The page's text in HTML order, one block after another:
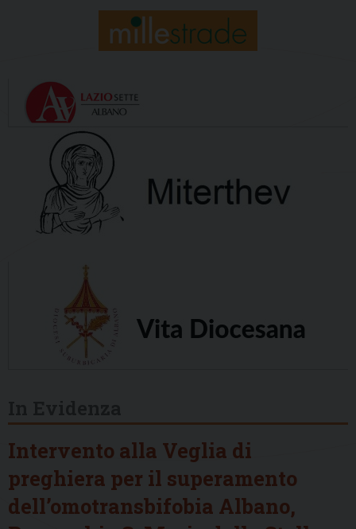
Intervento alla Veglia di
preghiera per il superamento
dell’omotransbifobia Albano,